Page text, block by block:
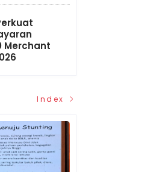
Merchant
Index